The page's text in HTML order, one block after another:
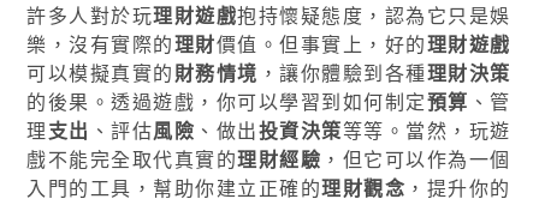
許多人對於玩理財遊戲抱持懷疑態度，認為它只是娛
樂，沒有實際的理財價值。但事實上，好的理財遊戲
可以模擬真實的財務情境 ，讓你體驗到各種理財決策
的後果。透過遊戲，你可以學習到如何制定預算 、管
理支出 、評估風險 、做出投資決策等等。當然，玩遊
戲不能完全取代真實的理財經驗 ，但它可以作為一個
入門的工具，幫助你建立正確的理財觀念 ，提升你的